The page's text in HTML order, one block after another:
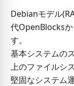
Debianモデル
代OpenBlocks
す。
基本システムの
上のファイルシ
堅固なシステム